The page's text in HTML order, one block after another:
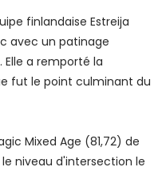
finlandaise Estreija
avec un patinage
a remporté la
fut le point culminant du
Mixed Age (81,72) de
niveau d'intersection le